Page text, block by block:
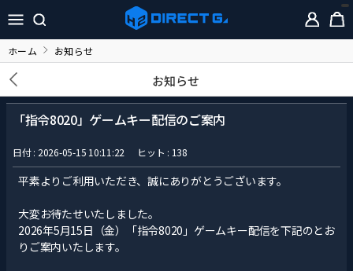
ホーム お知らせ
お知らせ
「指令8020」ゲームキー配信のご案内
日付 : 2026-05-15 10:11:22 ヒット : 138
平素よりご利用いただき、誠にありがとうございます。
大変お待たせいたしました。
2026年5月15日（金）「指令8020」ゲームキー配信を下記のとお
りご案内いたします。